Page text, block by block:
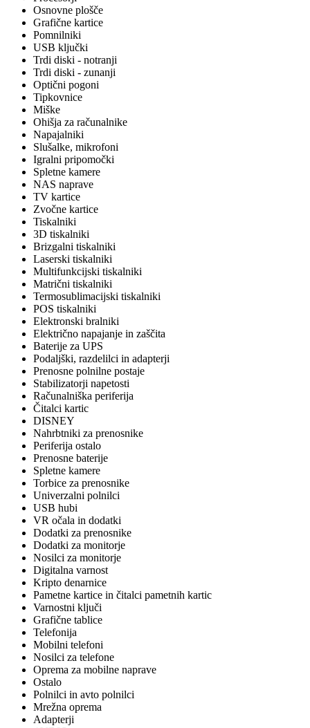
Osnovne plošče
Grafične kartice
Pomnilniki
USB ključki
Trdi diski - notranji
Trdi diski - zunanji
Optični pogoni
Tipkovnice
Miške
Ohišja za računalnike
Napajalniki
Slušalke, mikrofoni
Igralni pripomočki
Spletne kamere
NAS naprave
TV kartice
Zvočne kartice
Tiskalniki
3D tiskalniki
Brizgalni tiskalniki
Laserski tiskalniki
Multifunkcijski tiskalniki
Matrični tiskalniki
Termosublimacijski tiskalniki
POS tiskalniki
Elektronski bralniki
Električno napajanje in zaščita
Baterije za UPS
Podaljški, razdelilci in adapterji
Prenosne polnilne postaje
Stabilizatorji napetosti
Računalniška periferija
Čitalci kartic
DISNEY
Nahrbtniki za prenosnike
Periferija ostalo
Prenosne baterije
Spletne kamere
Torbice za prenosnike
Univerzalni polnilci
USB hubi
VR očala in dodatki
Dodatki za prenosnike
Dodatki za monitorje
Nosilci za monitorje
Digitalna varnost
Kripto denarnice
Pametne kartice in čitalci pametnih kartic
Varnostni ključi
Grafične tablice
Telefonija
Mobilni telefoni
Nosilci za telefone
Oprema za mobilne naprave
Ostalo
Polnilci in avto polnilci
Mrežna oprema
Adapterji